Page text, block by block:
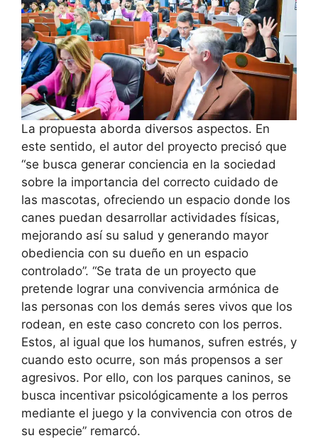
La propuesta aborda diversos aspectos. En
este sentido, el autor del proyecto precisó que
“se busca generar conciencia en la sociedad
sobre la importancia del correcto cuidado de
las mascotas, ofreciendo un espacio donde los
canes puedan desarrollar actividades físicas,
mejorando así su salud y generando mayor
obediencia con su dueño en un espacio
controlado”. “Se trata de un proyecto que
pretende lograr una convivencia armónica de
las personas con los demás seres vivos que los
rodean, en este caso concreto con los perros.
Estos, al igual que los humanos, sufren estrés, y
cuando esto ocurre, son más propensos a ser
agresivos. Por ello, con los parques caninos, se
busca incentivar psicológicamente a los perros
mediante el juego y la convivencia con otros de
su especie” remarcó.